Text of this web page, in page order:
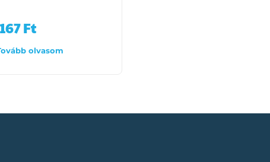
Ft
olvasom